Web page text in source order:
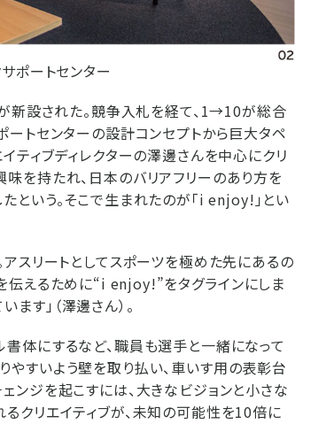
ポートセンター
新設された。競争入札を経て、1→10が総合
ートセンターの設計コンセプトから巨大タペ
ティブディレクターの澤邊さんを中心にクリ
味を持たれ、日本のバリアフリーのあり方を
いう。そこで生まれたのが「i enjoy!」とい
アスリートとしてスポーツを極めた先にあるの
伝えるために“i enjoy!”をタグラインにしま
す」（澤邊さん）。
書体にするなど、職員も選手と一緒になって
やすいよう壁を取り払い、車いす用の表彰台
ンジを起こすには、大きなビジョンと小さな
クリエイティブが、未知の可能性を10倍に